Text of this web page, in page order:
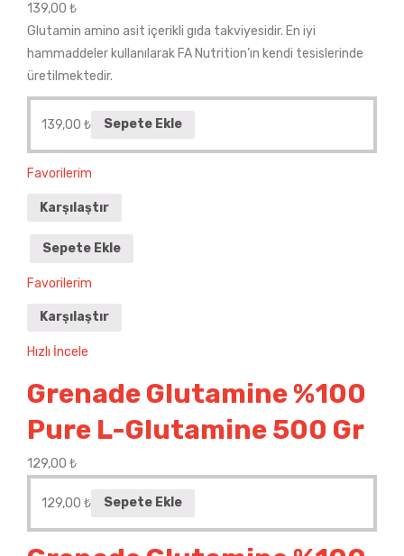
139,00 ₺
Glutamin amino asit içerikli gıda takviyesidir. En iyi
hammaddeler kullanılarak FA Nutrition’ın kendi tesislerinde
üretilmektedir.
139,00 ₺ Sepete Ekle
Favorilerim
Karşılaştır
Sepete Ekle
Favorilerim
Karşılaştır
Hızlı İncele
Grenade Glutamine %100
Pure L-Glutamine 500 Gr
129,00 ₺
129,00 ₺ Sepete Ekle